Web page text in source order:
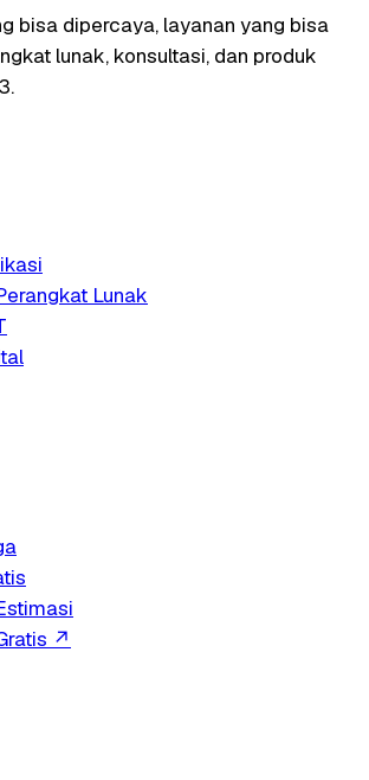
bisa dipercaya, layanan yang bisa
lunak, konsultasi, dan produk
Lunak
↗